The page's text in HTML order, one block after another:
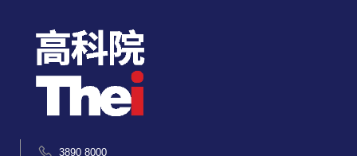
3890 8000